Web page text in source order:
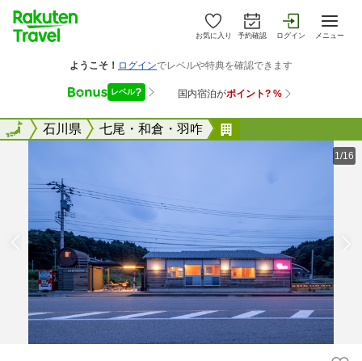
お気に入り 予約確認 ログイン メニュー
全国石川県 七尾・和倉・羽咋
全国
1/16